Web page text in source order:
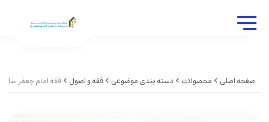
صفحه اصلی محصولات دسته بندی موضوعی فقه و اصول فقه امام جعفر